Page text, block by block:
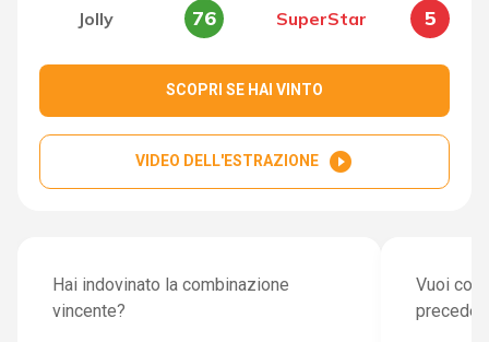
Jolly 76 SuperStar 5
SCOPRI SE HAI VINTO
VIDEO DELL'ESTRAZIONE play_circle_filled
Hai indovinato la combinazione
vincente?
Vuoi